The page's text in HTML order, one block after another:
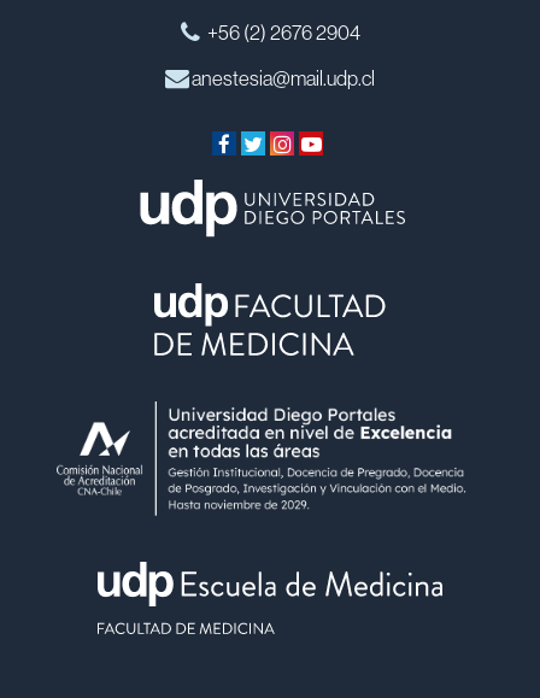
+56 (2) 2676 2904
anestesia@mail.udp.cl